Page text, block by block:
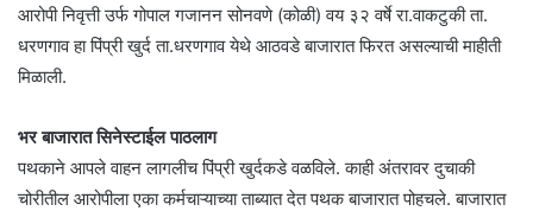
आरोपी निवृत्ती उर्फ गोपाल गजानन सोनवणे (कोळी) वय ३२ वर्षे रा.वाकटुकी ता.
धरणगाव हा पिंप्री खुर्द ता.धरणगाव येथे आठवडे बाजारात फिरत असल्याची माहीती
मिळाली.
भर बाजारात सिनेस्टाईल पाठलाग
पथकाने आपले वाहन लागलीच पिंप्री खुर्दकडे वळविले. काही अंतरावर दुचाकी
चोरीतील आरोपीला एका कर्मचाऱ्याच्या ताब्यात देत पथक बाजारात पोहचले. बाजारात